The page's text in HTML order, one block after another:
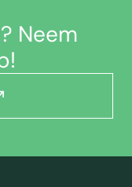
Neem